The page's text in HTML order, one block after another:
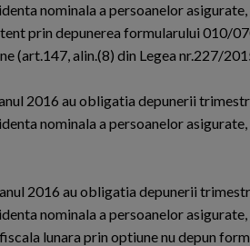
nominala a persoanelor
prin depunerea formularului 010/
(art.147, alin.(8) din Legea nr.227/
2016 au obligatia depunerii
nominala a persoanelor
2016 au obligatia depunerii
nominala a persoanelor
lunara prin optiune nu depun